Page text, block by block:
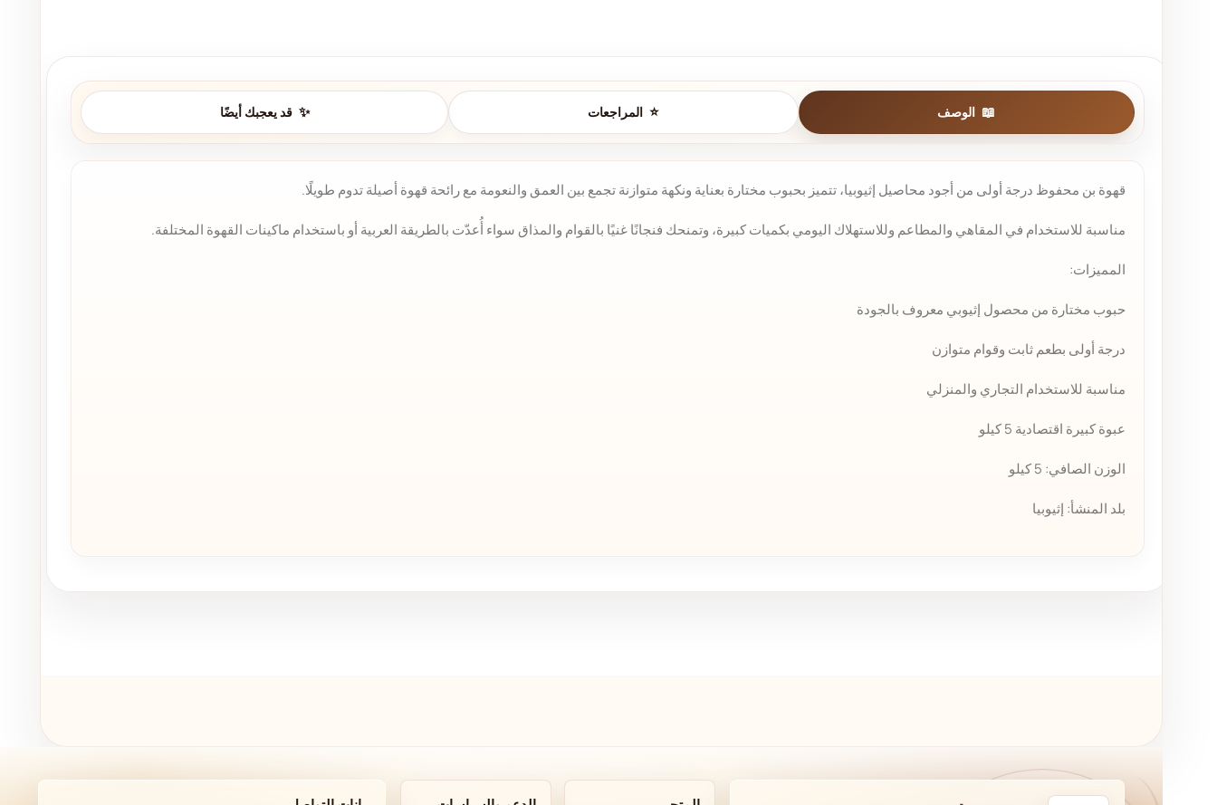
الوصف المراجعات قد يعجبك أيضًا
قهوة بن محفوظ درجة أولى من أجود محاصيل إثيوبيا، تتميز بحبوب مختارة بعناية ونكهة متوازنة تجمع بين العمق والنعومة مع رائحة قهوة أصيلة تدوم طويلًا.
مناسبة للاستخدام في المقاهي والمطاعم وللاستهلاك اليومي بكميات كبيرة، وتمنحك فنجانًا غنيًا بالقوام والمذاق سواء أُعدّت بالطريقة العربية أو باستخدام ماكينات القهوة المختلفة.
المميزات:
حبوب مختارة من محصول إثيوبي معروف بالجودة
درجة أولى بطعم ثابت وقوام متوازن
مناسبة للاستخدام التجاري والمنزلي
عبوة كبيرة اقتصادية 5 كيلو
الوزن الصافي: 5 كيلو
بلد المنشأ: إثيوبيا